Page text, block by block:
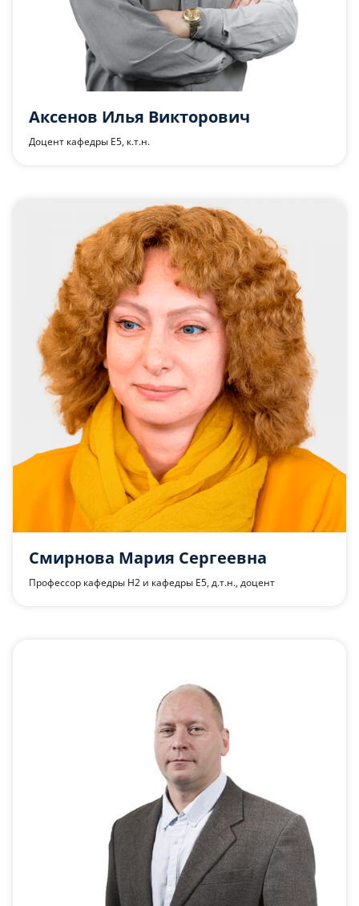
Аксенов Илья Викторович
Доцент кафедры Е5, к.т.н.
Смирнова Мария Сергеевна
Профессор кафедры Н2 и кафедры Е5, д.т.н., доцент